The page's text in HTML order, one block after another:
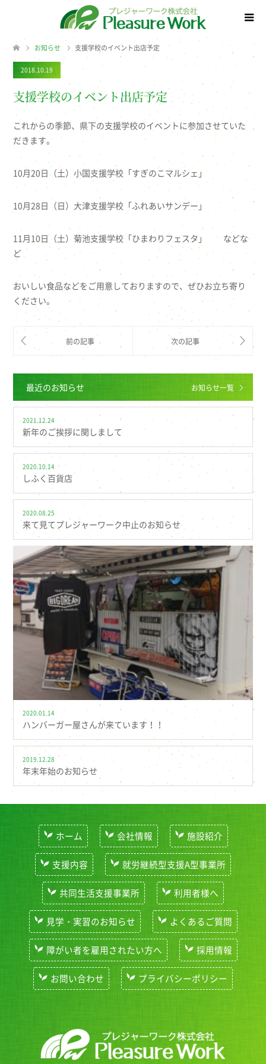
お知らせ 支援学校のイベント出店予定
2018.10.19
支援学校のイベント出店予定
これからの季節、県下の支援学校のイベントに参加させていた
だきます。
10月20日（土）小国支援学校「すぎのこマルシェ」
10月28日（日）大津支援学校「ふれあいサンデー」
11月10日（土）菊池支援学校「ひまわりフェスタ」 などな
ど
おいしい食品などをご用意しておりますので、ぜひお立ち寄り
ください。
最近のお知らせ お知らせ一覧
2021.12.24
新年のご挨拶に関しまして
2020.10.14
しふく百貨店
2020.08.25
来て見てプレジャーワーク中止のお知らせ
2020.01.14
ハンバーガー屋さんが来ています！！
2019.12.28
年末年始のお知らせ
ホーム 会社情報 施設紹介
支援内容 就労継続型支援A型事業所
共同生活支援事業所 利用者様へ
見学・実習のお知らせ よくあるご質問
障がい者を雇用されたい方へ 採用情報
お問い合わせ プライバシーポリシー